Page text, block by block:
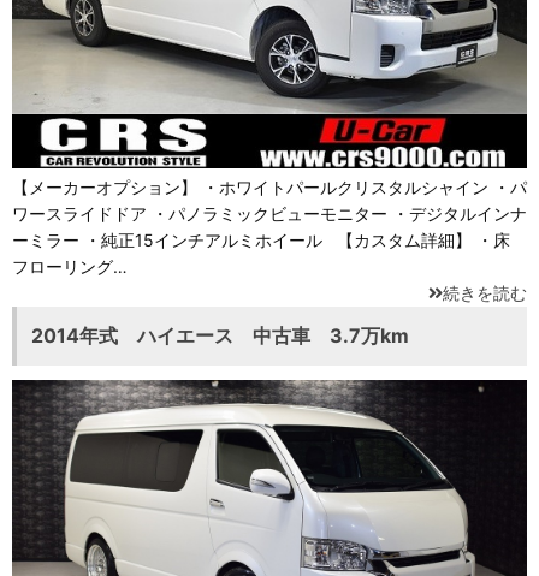
【メーカーオプション】 ・ホワイトパールクリスタルシャイン ・パ
ワースライドドア ・パノラミックビューモニター ・デジタルインナ
ーミラー ・純正15インチアルミホイール 【カスタム詳細】 ・床
フローリング…
続きを読む
2014年式 ハイエース 中古車 3.7万km